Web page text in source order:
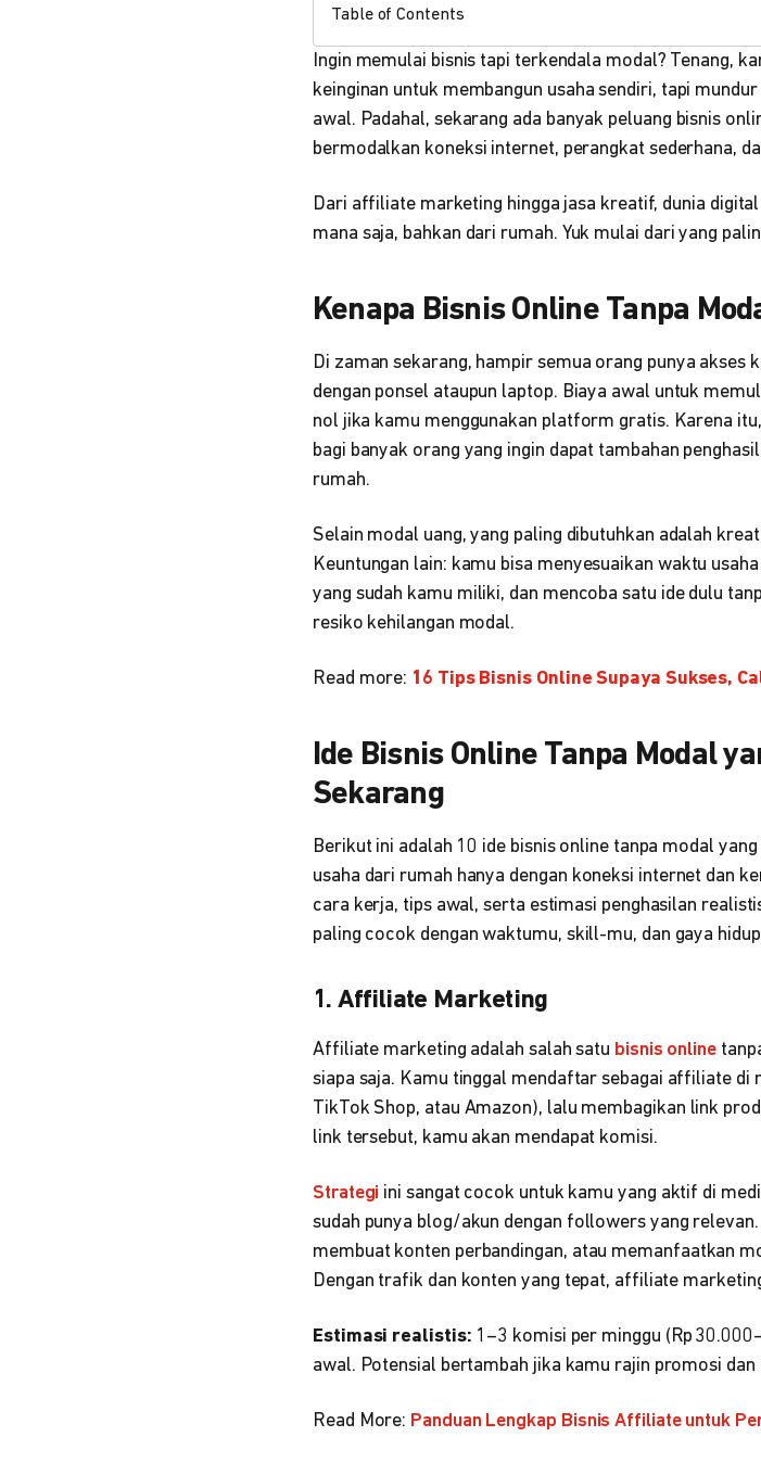
Table of Contents
Ingin memulai bisnis tapi terkendala modal? Tenang,
keinginan untuk membangun usaha sendiri, tapi
awal. Padahal, sekarang ada banyak peluang bisnis
bermodalkan koneksi internet, perangkat sederhana,
Dari affiliate marketing hingga jasa kreatif, dunia
mana saja, bahkan dari rumah. Yuk mulai dari yang
Kenapa Bisnis Online Tanpa
Di zaman sekarang, hampir semua orang punya akses
dengan ponsel ataupun laptop. Biaya awal untuk
nol jika kamu menggunakan platform gratis. Karena
bagi banyak orang yang ingin dapat tambahan
rumah.
Selain modal uang, yang paling dibutuhkan adalah
Keuntungan lain: kamu bisa menyesuaikan waktu
yang sudah kamu miliki, dan mencoba satu ide dulu
resiko kehilangan modal.
Read more: 16 Tips Bisnis Online Supaya Sukses,
Ide Bisnis Online Tanpa Modal
Sekarang
Berikut ini adalah 10 ide bisnis online tanpa modal
usaha dari rumah hanya dengan koneksi internet dan
cara kerja, tips awal, serta estimasi penghasilan
paling cocok dengan waktumu, skill-mu, dan gaya
1. Affiliate Marketing
Affiliate marketing adalah salah satu bisnis online
siapa saja. Kamu tinggal mendaftar sebagai affiliate di
TikTok Shop, atau Amazon), lalu membagikan link
link tersebut, kamu akan mendapat komisi.
Strategi ini sangat cocok untuk kamu yang aktif di
sudah punya blog/akun dengan followers yang
membuat konten perbandingan, atau memanfaatkan
Dengan trafik dan konten yang tepat, affiliate
Estimasi realistis: 1–3 komisi per minggu (Rp
awal. Potensial bertambah jika kamu rajin promosi
Read More: Panduan Lengkap Bisnis Affiliate untuk